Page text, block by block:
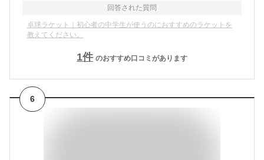
回答された質問
卓球ラケット｜初心者の中学生が使うのにおすすめのラケットを
教えてください。
1件 のおすすめ口コミがあります
6